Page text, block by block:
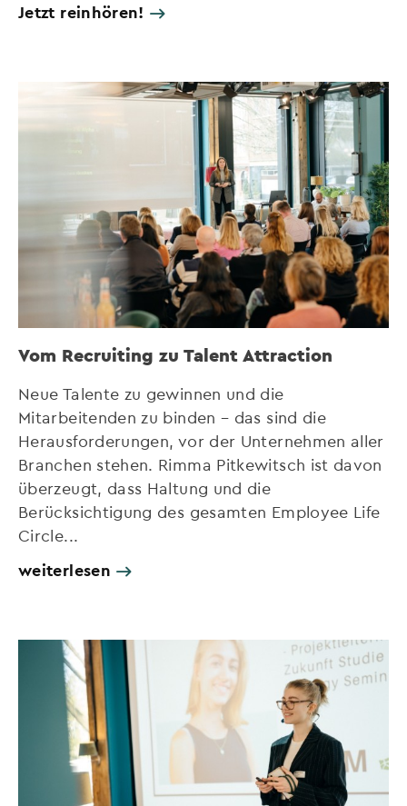
Jetzt reinhören!
Vom Recruiting zu Talent Attraction
Neue Talente zu gewinnen und die
Mitarbeitenden zu binden – das sind die
Herausforderungen, vor der Unternehmen aller
Branchen stehen. Rimma Pitkewitsch ist davon
überzeugt, dass Haltung und die
Berücksichtigung des gesamten Employee Life
Circle...
weiterlesen